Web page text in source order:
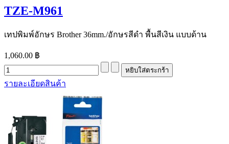
TZE-M961
เทปพิมพ์อักษร Brother 36mm./อักษรสีดำ พื้นสีเงิน แบบด้าน
1,060.00 ฿
รายละเอียดสินค้า